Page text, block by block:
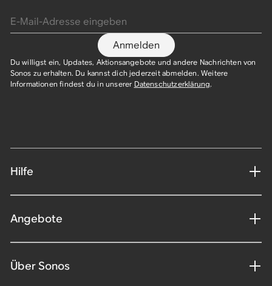
Anmelden
Du willigst ein, Updates, Aktionsangebote und andere Nachrichten von
Sonos zu erhalten. Du kannst dich jederzeit abmelden. Weitere
Informationen findest du in unserer Datenschutzerklärung.​
Hilfe
Angebote
Über Sonos